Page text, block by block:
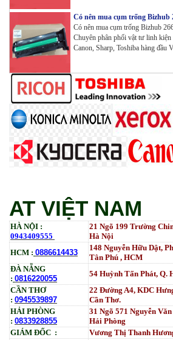
Máy in Đa chức năng G&G
Copy , Wifi , Lan
Tham Khảo
Mực ống Ricoh MP 3554 _MP
3554 | 3055 | 3555 | 4054 | 5054 |
6055 | IM 2500 | IM 3000 | IM
5000 | IM 6000_
Mực in HP LaserJet Enterprise
M611x | M612dn | M612x | MFP
Có nên mua cụm trống Bizhub
Có nên mua cụm trống Bizhub
Chuyên phân phối vật tư linh
Canon, Sharp, Toshiba hàng đầu
AT VIỆT NAM
HÀ NỘI :
0943409555
21 Ngõ 199 Trường
Hà Nội
HCM : 0886614433
148 Nguyễn Hữu Dật,
Tân Phú , HCM
ĐÀ NẴNG
: 0816220055
54 Huỳnh Tấn Phát, Q.
CẦN THƠ
: 0945539897
22 Đường A4, KDC
Cần Thơ.
HẢI PHÒNG
: 0833928855
31 Ngõ 571 Nguyễn
Hải Phòng
GIÁM ĐỐC :
Vương Thị Thanh